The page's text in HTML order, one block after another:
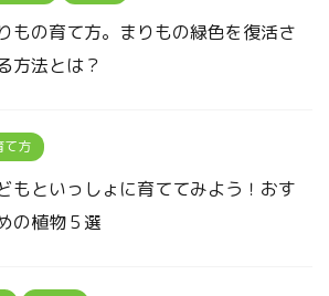
もの育て方。まりもの緑色を復活さ
方法とは？
て方
もといっしょに育ててみよう！おす
の植物５選